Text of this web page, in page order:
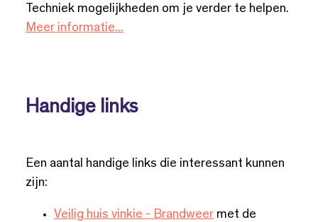
Techniek mogelijkheden om je verder te helpen.
Meer informatie...
Handige links
Een aantal handige links die interessant kunnen
zijn:
Veilig huis vinkie - Brandweer met de